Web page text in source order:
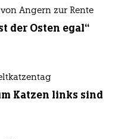
Angern zur Rente
der Osten egal“
Katzen links sind